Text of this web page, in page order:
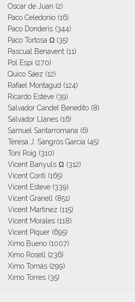
Oscar de Juan (2)
Paco Celedonio (16)
Paco Donderis (344)
Paco Tortosa Ω (35)
Pascual Benavent (11)
Pol Espi (270)
Quico Sáez (12)
Rafael Montagud (124)
Ricardo Esteve (39)
Salvador Candel Benedito (8)
Salvador Llanes (16)
Samuel Santarromana (6)
Teresa J. Sangrós García (45)
Toni Roig (310)
Vicent Banyuls Ω (312)
Vicent Conti (165)
Vicent Esteve (339)
Vicent Granell
(851)
Vicent Martinez (115)
Vicent Morales (118)
Vicent Piquer (695)
Ximo Bueno (1007)
Ximo Rosell
(236)
Ximo Tomás (299)
Ximo Torres (35)